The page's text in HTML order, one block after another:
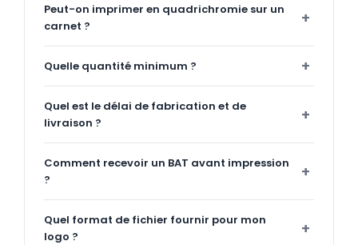
Peut-on imprimer en quadrichromie sur un
carnet ?
Quelle quantité minimum ?
Quel est le délai de fabrication et de
livraison ?
Comment recevoir un BAT avant impression
?
Quel format de fichier fournir pour mon
logo ?